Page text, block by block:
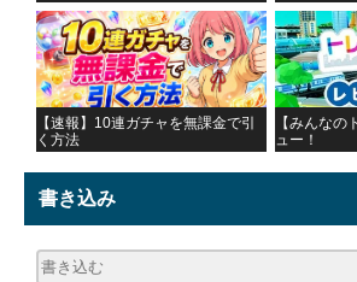
【速報】10連ガチャを無課金で引
く方法
【みんなの
ュー！
書き込み